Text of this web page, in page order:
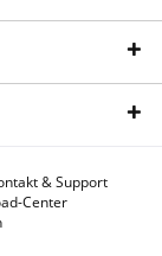
& Support
Center